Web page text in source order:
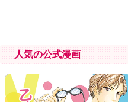
人気の公式漫画